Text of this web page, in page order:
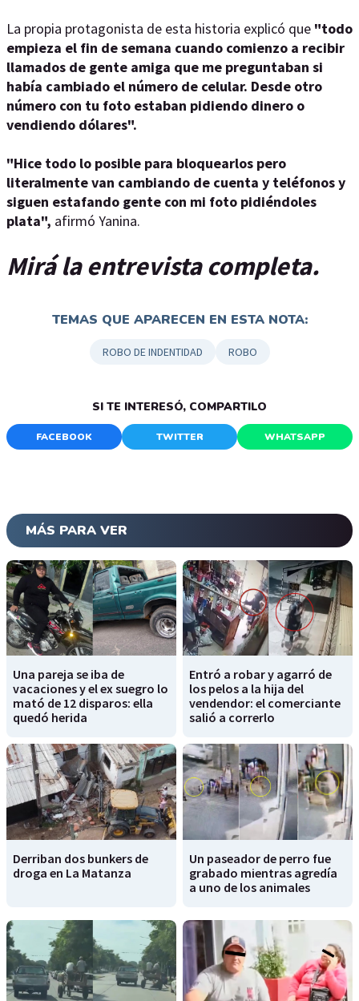
La propia protagonista de esta historia explicó que "todo
empieza el fin de semana cuando comienzo a recibir
llamados de gente amiga que me preguntaban si
había cambiado el número de celular. Desde otro
número con tu foto estaban pidiendo dinero o
vendiendo dólares".
"Hice todo lo posible para bloquearlos pero
literalmente van cambiando de cuenta y teléfonos y
siguen estafando gente con mi foto pidiéndoles
plata", afirmó Yanina.
Mirá la entrevista completa.
TEMAS QUE APARECEN EN ESTA NOTA:
ROBO DE INDENTIDAD ROBO
SI TE INTERESÓ, COMPARTILO
FACEBOOK TWITTER WHATSAPP
MÁS PARA VER
Una pareja se iba de
vacaciones y el ex suegro lo
mató de 12 disparos: ella
quedó herida
Entró a robar y agarró de
los pelos a la hija del
vendendor: el comerciante
salió a correrlo
Derriban dos bunkers de
droga en La Matanza
Un paseador de perro fue
grabado mientras agredía
a uno de los animales